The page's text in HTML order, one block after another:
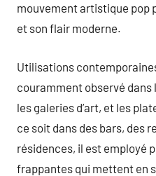
mouvement artistique pop
et son flair moderne.
Utilisations
couramment observé
les galeries d’art, et les
ce soit dans des bars, des
résidences, il est employé
frappantes qui mettent en